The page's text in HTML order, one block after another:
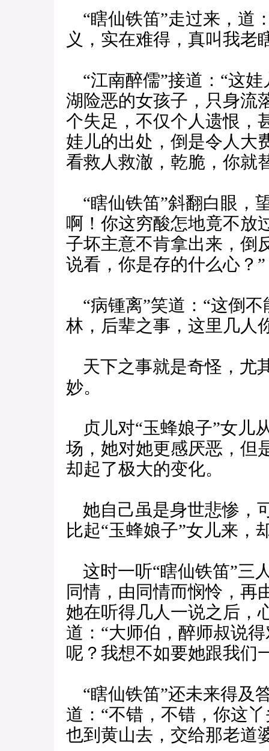
“瞎仙铁笛”走过来，道
义，实在难得，真叫我老
“江南醉儒”接道：“这
湖险恶的女孩子，只身流
个失足，不仅个人遗恨，
娃儿的出处，倒是令人大
看救人救澈，乾脆，你就
“瞎仙铁笛”斜翻白眼，
啊！你这穷酸怎地竟不放
子坏主意不肯拿出来，倒
说看，你是存的什么心？”
“病锺离”笑道：“这倒
林，后辈之事，这里几人
天下之事就是奇怪，尤
妙。
贞儿对“玉蜂娘子”女儿
场，她对她更感厌恶，但
却起了极大的变化。
她自己虽是身世悲惨，
比起“玉蜂娘子”女儿来，
这时一听“瞎仙铁笛”三
同情，由同情而悯怜，再
她在听得几人一说之后
道：“大师伯，醉师叔说
呢？我想不如要她跟我们
“瞎仙铁笛”还未来得及
道：“不错，不错，你这
也到黄山去，交给那老道